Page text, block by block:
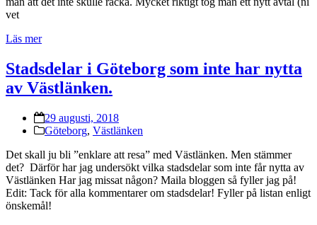
vet
Läs mer
Stadsdelar i Göteborg som inte har nytta
av Västlänken.
29 augusti, 2018
Göteborg, Västlänken
Det skall ju bli ”enklare att resa” med Västlänken. Men stämmer
det? Därför har jag undersökt vilka stadsdelar som inte får nytta av
Västlänken Har jag missat någon? Maila bloggen så fyller jag på!
Edit: Tack för alla kommentarer om stadsdelar! Fyller på listan enligt
önskemål!